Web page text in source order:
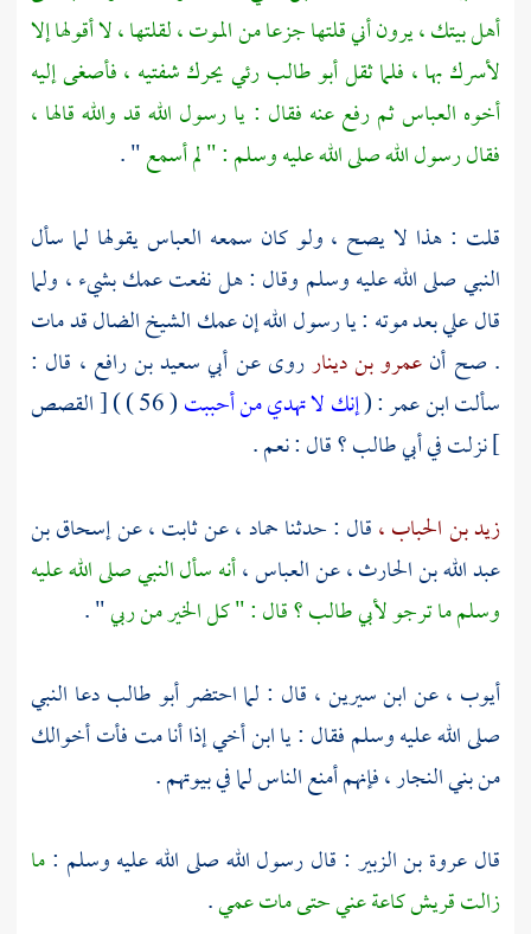
أهل بيتك ، يرون أني قلتها جزعا من الموت ، لقلتها ، لا أقولها إلا
لأسرك بها ، فلما ثقلأبو طالبرئي يحرك شفتيه ، فأصغى إليه
أخوه العباسثم رفع عنه فقال : يا رسول الله قد والله قالها ،
فقال رسول الله صلى الله عليه وسلم : " لم أسمع" .
قلت : هذا لا يصح ، ولو كان سمعه العباسيقولها لما سأل
النبي صلى الله عليه وسلم وقال : هل نفعت عمك بشيء ، ولما
قالعليبعد موته : يا رسول الله إن عمك الشيخ الضال قد مات
. صح أنعمرو بن دينارروى عنأبي سعيد بن رافع ، قال :
سألتابن عمر: (إنك لا تهدي من أحببت
( 56 ) ) [ القصص
] نزلت فيأبي طالب ؟قال : نعم .
زيد بن الحباب ،قال : حدثناحماد ،عنثابت ،عنإسحاق بن
عبد الله بن الحارث ،عنالعباس ،أنه سأل النبي صلى الله عليه
وسلم ما ترجولأبي طالب ؟قال : " كل الخير من ربي" .
أيوب ،عنابن سيرين ، قال : لما احتضرأبو طالبدعا النبي
صلى الله عليه وسلم فقال : يا ابن أخي إذا أنا مت فأت أخوالك
منبني النجار ،فإنهم أمنع الناس لما في بيوتهم .
قالعروة بن الزبير : قال رسول الله صلى الله عليه وسلم :ما
زالتقريشكاعة عني حتى مات عمي.